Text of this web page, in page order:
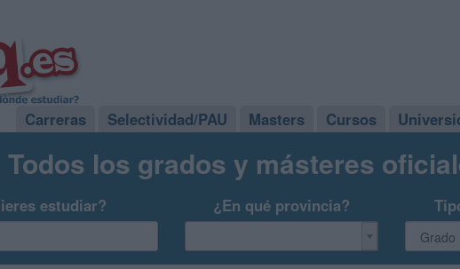
Carreras Selectividad/PAU Masters Cursos
Todos los grados y másteres
estudiar? ¿En qué provincia?